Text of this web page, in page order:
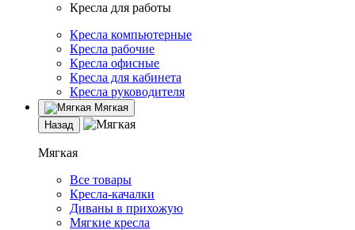
Кресла для работы
Кресла компьютерные
Кресла рабочие
Кресла офисные
Кресла для кабинета
Кресла руководителя
Мягкая
Назад
Мягкая
Все товары
Кресла-качалки
Диваны в прихожую
Мягкие кресла